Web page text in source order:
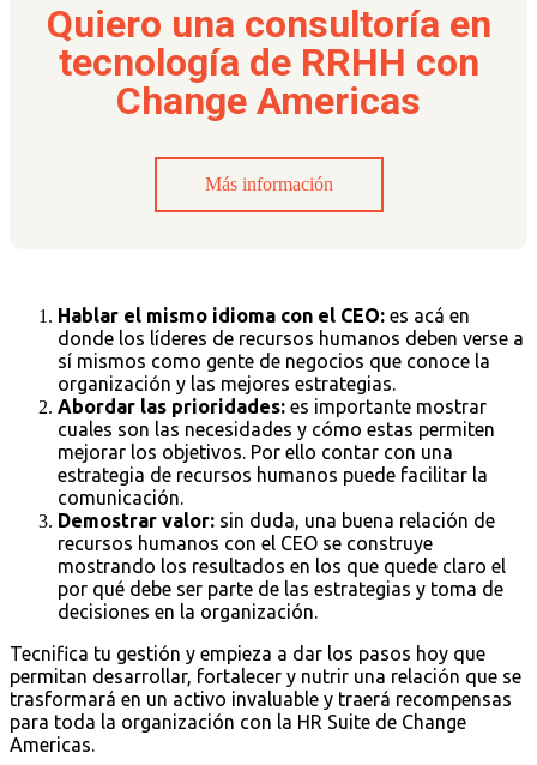
Quiero una consultoría en
tecnología de RRHH con
Change Americas
Más información
Hablar el mismo idioma con el CEO: es acá en
donde los líderes de recursos humanos deben verse a
sí mismos como gente de negocios que conoce la
organización y las mejores estrategias.
Abordar las prioridades: es importante mostrar
cuales son las necesidades y cómo estas permiten
mejorar los objetivos. Por ello contar con una
estrategia de recursos humanos puede facilitar la
comunicación.
Demostrar valor: sin duda, una buena relación de
recursos humanos con el CEO se construye
mostrando los resultados en los que quede claro el
por qué debe ser parte de las estrategias y toma de
decisiones en la organización.
Tecnifica tu gestión y empieza a dar los pasos hoy que
permitan desarrollar, fortalecer y nutrir una relación que se
trasformará en un activo invaluable y traerá recompensas
para toda la organización con la HR Suite de Change
Americas.